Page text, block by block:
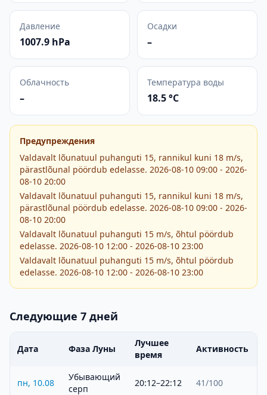
Давление
1007.9 hPa
Осадки
–
Облачность
–
Температура воды
18.5 °C
Предупреждения
Valdavalt lõunatuul puhanguti 15, rannikul kuni 18 m/s,
pärastlõunal pöördub edelasse. 2026-08-10 09:00 - 2026-
08-10 20:00
Valdavalt lõunatuul puhanguti 15, rannikul kuni 18 m/s,
pärastlõunal pöördub edelasse. 2026-08-10 09:00 - 2026-
08-10 20:00
Valdavalt lõunatuul puhanguti 15 m/s, õhtul pöördub
edelasse. 2026-08-10 12:00 - 2026-08-10 23:00
Valdavalt lõunatuul puhanguti 15 m/s, õhtul pöördub
edelasse. 2026-08-10 12:00 - 2026-08-10 23:00
Следующие 7 дней
Дата Фаза Луны
Лучшее
время
Активность
пн, 10.08
Убывающий
серп
20:12–22:12 41/100